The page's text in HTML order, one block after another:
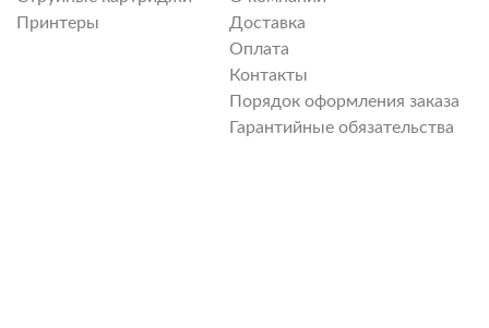
Принтеры
Доставка
Оплата
Контакты
Порядок оформления заказа
Гарантийные обязательства